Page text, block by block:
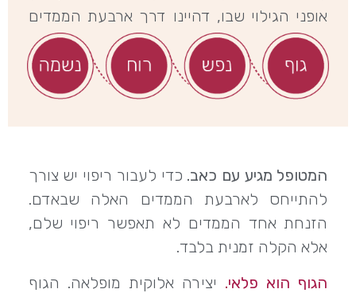
אופני הגילוי שבו, דהיינו דרך ארבעת הממדים
שבו:
המטופל מגיע עם כאב. כדי לעבור ריפוי יש צורך
להתייחס לארבעת הממדים האלה שבאדם.
הזנחת אחד הממדים לא תאפשר ריפוי שלם,
אלא הקלה זמנית בלבד.
הגוף הוא פלאי. יצירה אלוקית מופלאה. הגוף